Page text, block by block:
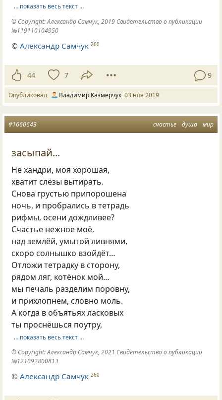
… показать весь текст …
© Copyright: Александр Самчук, 2019 Свидетельство о публикации
№119110104950
©Александр Самчук 260
44 7 9
Опубликовал Владимир Казмерчук 03 ноя 2019
счастье душа мир
#1660643
засыпай...
Не хандри, моя хорошая,
хватит слёзы вытирать.
Снова грустью припорошена
ночь, и пробрались в тетрадь
рифмы, осени дождливее?
Счастье нежное моё,
над землёй, умытой ливнями,
скоро солнышко взойдёт…
Отложи тетрадку в сторону,
рядом ляг, котёнок мой…
мы печаль разделим поровну,
и прихлопнем, словно моль.
А когда в объятьях ласковых
ты проснёшься поутру,
… показать весь текст …
© Copyright: Александр Самчук, 2021 Свидетельство о публикации
№121092800813
©Александр Самчук 260